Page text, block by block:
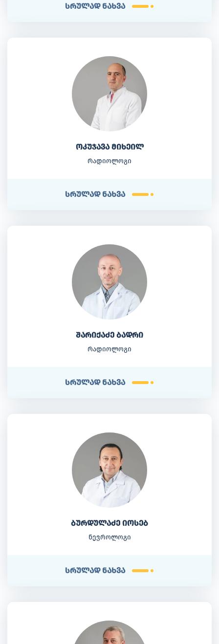
სრულად ნახვა
ოკუჯავა მიხეილ
რადიოლოგი
სრულად ნახვა
შარიქაძე ბადრი
რადიოლოგი
სრულად ნახვა
ბურდულაძე იოსებ
ნევროლოგი
სრულად ნახვა